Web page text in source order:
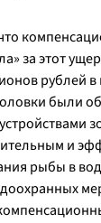
за этот
рублей в
были
и
рыбы в